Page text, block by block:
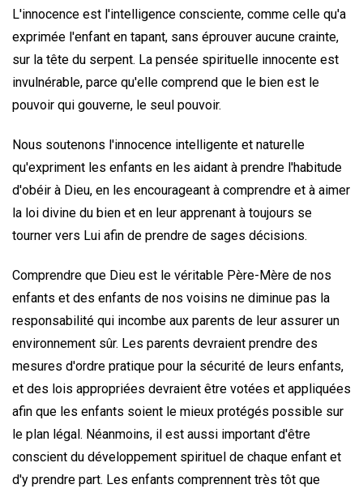
L'innocence est l'intelligence consciente, comme celle qu'a
exprimée l'enfant en tapant, sans éprouver aucune crainte,
sur la tête du serpent. La pensée spirituelle innocente est
invulnérable, parce qu'elle comprend que le bien est le
pouvoir qui gouverne, le seul pouvoir.
Nous soutenons l'innocence intelligente et naturelle
qu'expriment les enfants en les aidant à prendre l'habitude
d'obéir à Dieu, en les encourageant à comprendre et à aimer
la loi divine du bien et en leur apprenant à toujours se
tourner vers Lui afin de prendre de sages décisions.
Comprendre que Dieu est le véritable Père-Mère de nos
enfants et des enfants de nos voisins ne diminue pas la
responsabilité qui incombe aux parents de leur assurer un
environnement sûr. Les parents devraient prendre des
mesures d'ordre pratique pour la sécurité de leurs enfants,
et des lois appropriées devraient être votées et appliquées
afin que les enfants soient le mieux protégés possible sur
le plan légal. Néanmoins, il est aussi important d'être
conscient du développement spirituel de chaque enfant et
d'y prendre part. Les enfants comprennent très tôt que